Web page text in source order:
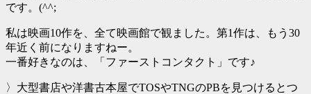
です。(^^;
私は映画10作を、全て映画館で観ました。第1作は、もう30
年近く前になりますねー。
一番好きなのは、「ファーストコンタクト」です♪
〉大型書店や洋書古本屋でTOSやTNGのPBを見つけるとつ